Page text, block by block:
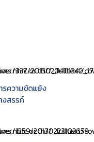
นการเจรจาไกล่เกลี่ย.
รความขัดแย้ง
งสรรค์